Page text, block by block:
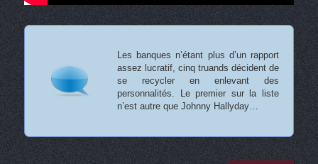
Les banques n’étant plus d’un rapport
assez lucratif, cinq truands décident de
se recycler en enlevant des
personnalités. Le premier sur la liste
n’est autre que Johnny Hallyday…